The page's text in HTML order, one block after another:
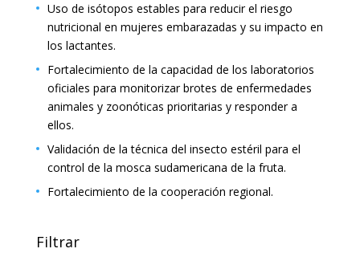
Uso de isótopos estables para reducir el riesgo
nutricional en mujeres embarazadas y su impacto en
los lactantes.
Fortalecimiento de la capacidad de los laboratorios
oficiales para monitorizar brotes de enfermedades
animales y zoonóticas prioritarias y responder a
ellos.
Validación de la técnica del insecto estéril para el
control de la mosca sudamericana de la fruta.
Fortalecimiento de la cooperación regional.
Filtrar